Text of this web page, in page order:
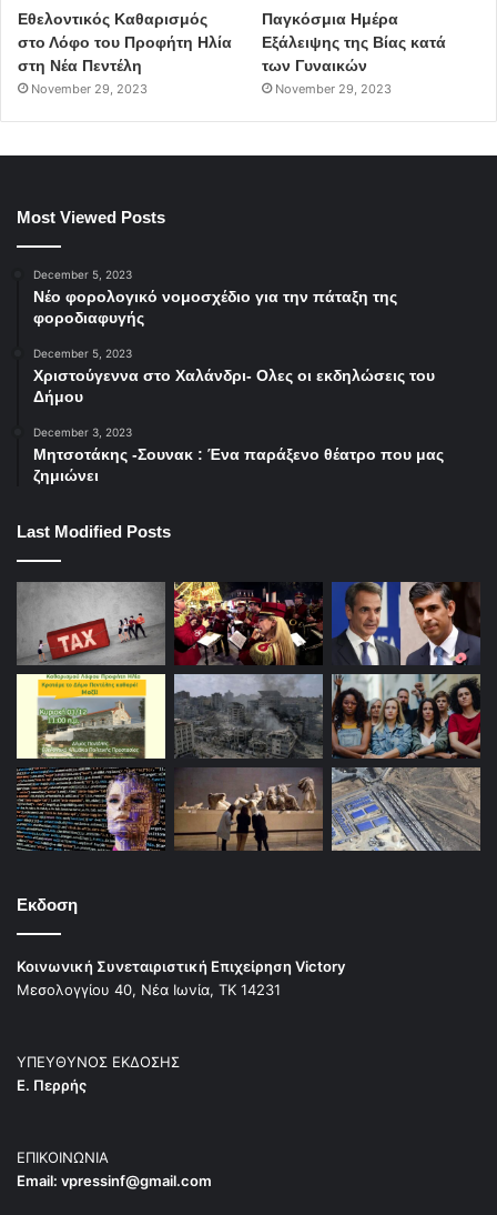
Εθελοντικός Καθαρισμός
στο Λόφο του Προφήτη Ηλία
στη Νέα Πεντέλη
November 29, 2023
Παγκόσμια Ημέρα
Εξάλειψης της Βίας κατά
των Γυναικών
November 29, 2023
Most Viewed Posts
December 5, 2023
Νέο φορολογικό νομοσχέδιο για την πάταξη της
φοροδιαφυγής
December 5, 2023
Χριστούγεννα στο Χαλάνδρι- Ολες οι εκδηλώσεις του
Δήμου
December 3, 2023
Μητσοτάκης -Σουνακ : Ένα παράξενο θέατρο που μας
ζημιώνει
Last Modified Posts
Εκδοση
Κοινωνική Συνεταιριστική Επιχείρηση Victory
Μεσολογγίου 40, Νέα Ιωνία, ΤΚ 14231
ΥΠΕΥΘΥΝΟΣ ΕΚΔΟΣΗΣ
Ε. Περρής
ΕΠΙΚΟΙΝΩΝΙΑ
Email: vpressinf@gmail.com